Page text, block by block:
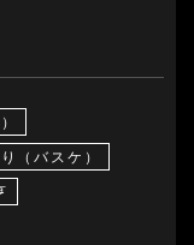
（バスケ）